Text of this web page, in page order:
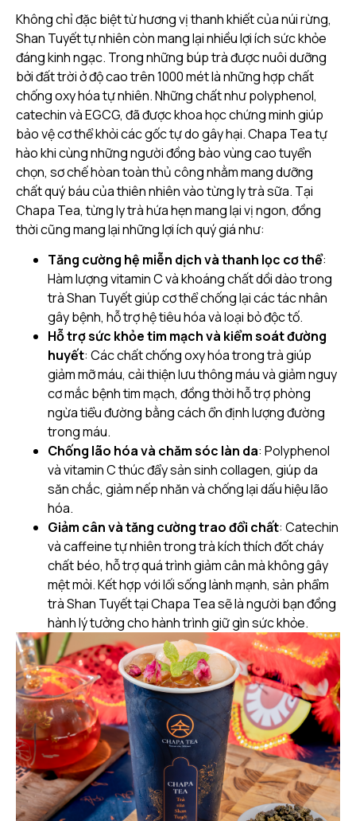
Không chỉ đặc biệt từ hương vị thanh khiết của núi rừng,
Shan Tuyết tự nhiên còn mang lại nhiều lợi ích sức khỏe
đáng kinh ngạc. Trong những búp trà được nuôi dưỡng
bởi đất trời ở độ cao trên 1000 mét là những hợp chất
chống oxy hóa tự nhiên. Những chất như polyphenol,
catechin và EGCG, đã được khoa học chứng minh giúp
bảo vệ cơ thể khỏi các gốc tự do gây hại. Chapa Tea tự
hào khi cùng những người đồng bào vùng cao tuyển
chọn, sơ chế hòan toàn thủ công nhằm mang dưỡng
chất quý báu của thiên nhiên vào từng ly trà sữa. Tại
Chapa Tea, từng ly trà hứa hẹn mang lại vị ngon, đồng
thời cũng mang lại những lợi ích quý giá như:
Tăng cường hệ miễn dịch và thanh lọc cơ thể:
Hàm lượng vitamin C và khoáng chất dồi dào trong
trà Shan Tuyết giúp cơ thể chống lại các tác nhân
gây bệnh, hỗ trợ hệ tiêu hóa và loại bỏ độc tố.
Hỗ trợ sức khỏe tim mạch và kiểm soát đường
huyết: Các chất chống oxy hóa trong trà giúp
giảm mỡ máu, cải thiện lưu thông máu và giảm nguy
cơ mắc bệnh tim mạch, đồng thời hỗ trợ phòng
ngừa tiểu đường bằng cách ổn định lượng đường
trong máu.
Chống lão hóa và chăm sóc làn da: Polyphenol
và vitamin C thúc đẩy sản sinh collagen, giúp da
săn chắc, giảm nếp nhăn và chống lại dấu hiệu lão
hóa.
Giảm cân và tăng cường trao đổi chất: Catechin
và caffeine tự nhiên trong trà kích thích đốt cháy
chất béo, hỗ trợ quá trình giảm cân mà không gây
mệt mỏi. Kết hợp với lối sống lành mạnh, sản phẩm
trà Shan Tuyết tại Chapa Tea sẽ là người bạn đồng
hành lý tưởng cho hành trình giữ gìn sức khỏe.